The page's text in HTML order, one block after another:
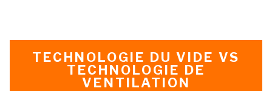
TECHNOLOGIE DU VIDE VS
TECHNOLOGIE DE
VENTILATION